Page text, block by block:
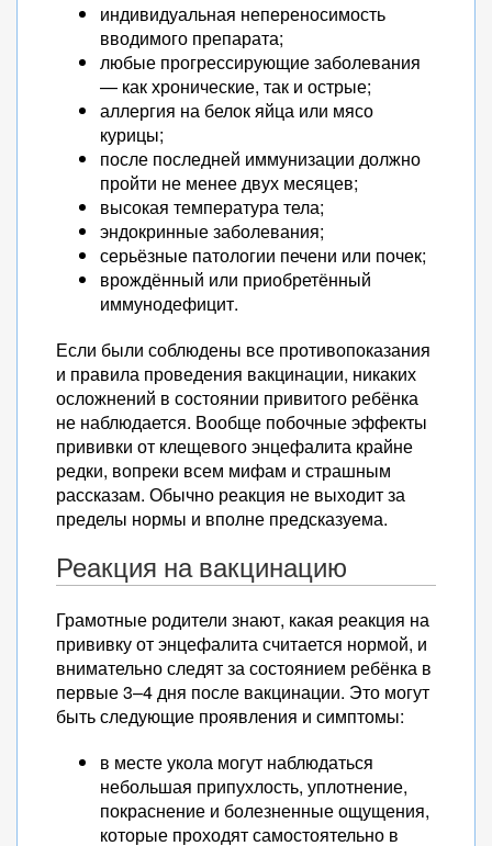
индивидуальная непереносимость
вводимого препарата;
любые прогрессирующие заболевания
— как хронические, так и острые;
аллергия на белок яйца или мясо
курицы;
после последней иммунизации должно
пройти не менее двух месяцев;
высокая температура тела;
эндокринные заболевания;
серьёзные патологии печени или почек;
врождённый или приобретённый
иммунодефицит.
Если были соблюдены все противопоказания
и правила проведения вакцинации, никаких
осложнений в состоянии привитого ребёнка
не наблюдается. Вообще побочные эффекты
прививки от клещевого энцефалита крайне
редки, вопреки всем мифам и страшным
рассказам. Обычно реакция не выходит за
пределы нормы и вполне предсказуема.
Реакция на вакцинацию
Грамотные родители знают, какая реакция на
прививку от энцефалита считается нормой, и
внимательно следят за состоянием ребёнка в
первые 3–4 дня после вакцинации. Это могут
быть следующие проявления и симптомы:
в месте укола могут наблюдаться
небольшая припухлость, уплотнение,
покраснение и болезненные ощущения,
которые проходят самостоятельно в